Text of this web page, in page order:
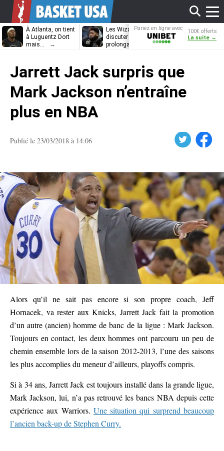
À Atlanta, on tient
à Luguentz Dort
mais…
Les Wizards vont
discuter
prolongation avec
Dennis
découvrira-t-il
Pariez en ligne avec
Unibet
100€ offerts
La suite →
Jarrett Jack surpris que
Mark Jackson n’entraîne
plus en NBA
Publié le 23/03/2018 à 14:06 Facebook
Alors qu’il ne sait pas encore si son propre coach, Jeff
Hornacek, va rester aux Knicks, Jarrett Jack fait la promotion
d’un autre (ancien) homme de banc de la ligue : Mark Jackson.
Toujours en contact, les deux hommes ont parcouru un peu de
chemin ensemble lors de la saison 2012-2013, l’une des saisons
les plus accomplies du meneur d’ailleurs, playoffs compris.
Si à 34 ans, Jarrett Jack est toujours installé dans la grande ligue,
Mark Jackson, lui, n’a pas retrouvé les bancs NBA depuis cette
expérience aux Warriors. Une situation qui surprend beaucoup
l’ancien back-up de Stephen Curry.